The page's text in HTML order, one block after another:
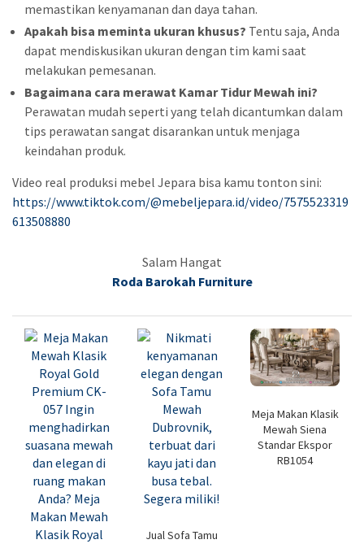
memastikan kenyamanan dan daya tahan.
Apakah bisa meminta ukuran khusus? Tentu saja, Anda
dapat mendiskusikan ukuran dengan tim kami saat
melakukan pemesanan.
Bagaimana cara merawat Kamar Tidur Mewah ini?
Perawatan mudah seperti yang telah dicantumkan dalam
tips perawatan sangat disarankan untuk menjaga
keindahan produk.
Video real produksi mebel Jepara bisa kamu tonton sini:
https://www.tiktok.com/@mebeljepara.id/video/7575523319
613508880
Salam Hangat
Roda Barokah Furniture
Jual Sofa Tamu
Meja Makan Klasik
Mewah Siena
Standar Ekspor
RB1054